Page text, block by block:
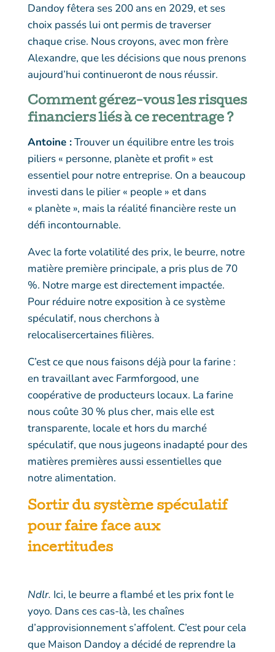
Dandoy fêtera ses 200 ans en 2029, et ses
choix passés lui ont permis de traverser
chaque crise. Nous croyons, avec mon frère
Alexandre, que les décisions que nous prenons
aujourd’hui continueront de nous réussir.
Comment gérez-vous les risques
financiers liés à ce recentrage ?
Antoine :Trouver un équilibre entre les trois
piliers « personne, planète et profit » est
essentiel pour notre entreprise. On a beaucoup
investi dans le pilier « people » et dans
« planète », mais la réalité financière reste un
défi incontournable.
Avec la forte volatilité des prix, le beurre, notre
matière première principale, a pris plus de 70
%. Notre marge est directement impactée.
Pour réduire notre exposition à ce système
spéculatif, nous cherchons à
relocalisercertaines filières.
C’est ce que nous faisons déjà pour la farine :
en travaillant avec Farmforgood, une
coopérative de producteurs locaux. La farine
nous coûte 30 % plus cher, mais elle est
transparente, locale et hors du marché
spéculatif, que nous jugeons inadapté pour des
matières premières aussi essentielles que
notre alimentation.
Sortir du système spéculatif
pour faire face aux
incertitudes
Ndlr. Ici, le beurre a flambé et les prix font le
yoyo. Dans ces cas-là, les chaînes
d’approvisionnement s’affolent. C’est pour cela
que Maison Dandoy a décidé de reprendre la